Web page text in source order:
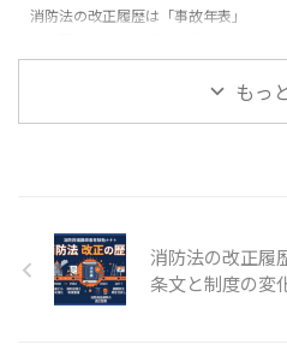
混同しやすい罰則を、消防法の現
行条文では刑の名称として拘禁刑
が使われています。 消防設備士 ...
消防法の改正履歴は「事故年表」
は、建物の使われ方、消防用設備
等の技術、火災予防上の課題に応
す。 個別の火災と改正の関係を
学ぶこと自体は有益ですが、事故
名、被害規模、改正年、改正内容
を一対一で断定するには、消防庁
もっ
消防法の改正履
条文と制度の変